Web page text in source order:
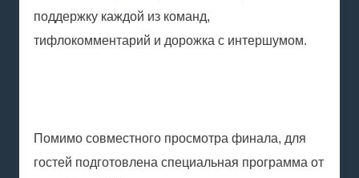
поддержку каждой из команд,
тифлокомментарий и дорожка с интершумом.
Помимо совместного просмотра финала, для
гостей подготовлена специальная программа от